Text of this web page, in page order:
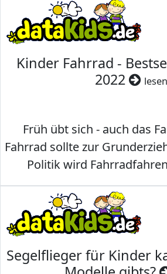
Kinder Fahrrad -
2022
lesen
Früh übt sich - auch das
Fahrrad sollte zur
Politik wird
Segelflieger für Kinder